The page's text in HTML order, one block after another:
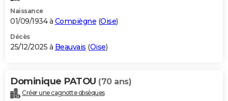
Naissance
01/09/1934 à Compiègne (Oise)
Décès
25/12/2025 à Beauvais (Oise)
Dominique PATOU (70 ans)
Créer une cagnotte obsèques